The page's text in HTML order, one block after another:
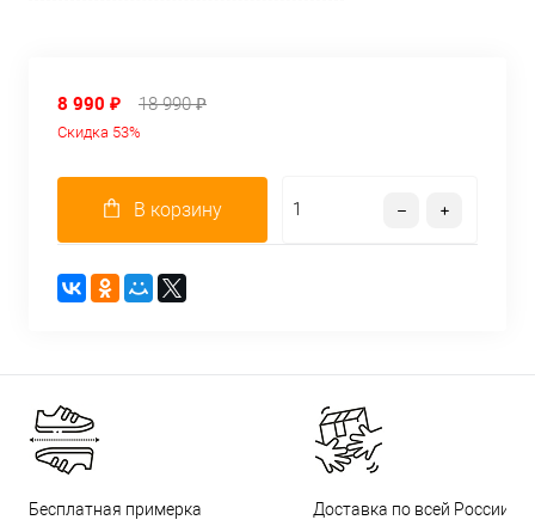
8 990 ₽ 18 990 ₽
Скидка 53%
В корзину
Бесплатная примерка Доставка по всей России